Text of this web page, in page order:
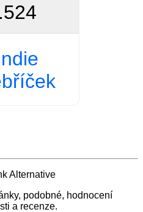
Alternative
podobné, hodnocení
a recenze.